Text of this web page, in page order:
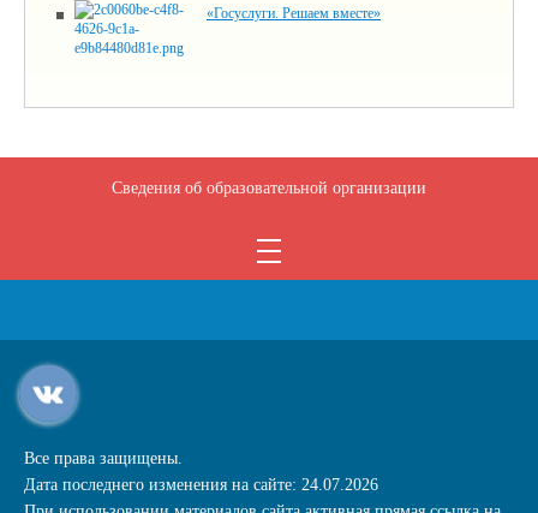
«Госуслуги. Решаем вместе»
Сведения об образовательной организации
Все права защищены.
Дата последнего изменения на сайте: 24.07.2026